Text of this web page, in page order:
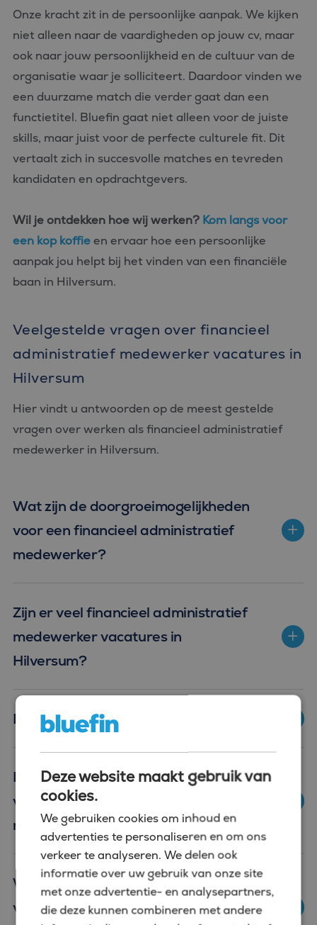
Onze kracht zit in de persoonlijke aanpak. We kijken
niet alleen naar de vaardigheden op jouw cv, maar
ook naar jouw persoonlijkheid en de cultuur van de
organisatie waar je solliciteert. Daardoor vinden we
een duurzame match die verder gaat dan een
functietitel. Bluefin gaat niet alleen voor de juiste
skills, maar juist voor de perfecte culturele fit. Dit
vertaalt zich in succesvolle matches en tevreden
kandidaten en opdrachtgevers.
Wil je ontdekken hoe wij werken? Kom langs voor
een kop koffieen ervaar hoe een persoonlijke
aanpak jou helpt bij het vinden van een financiële
baan in Hilversum.
Veelgestelde vragen over financieel
administratief medewerker vacatures in
Hilversum
Hier vindt u antwoorden op de meest gestelde
vragen over werken als financieel administratief
medewerker in Hilversum.
Wat zijn de doorgroeimogelijkheden
voor een financieel administratief
medewerker?
Zijn er veel financieel administratief
medewerker vacatures in
Hilversum?
Hoe kan ik solliciteren via Bluefin?
Hoe ziet een gemiddelde werkdag
van een financieel administratief
medewerker eruit?
Welke vaardigheden zijn belangrijk
voor een financieel administratief
Deze website maakt gebruik van
cookies.
We gebruiken cookies om inhoud en
advertenties te personaliseren en om ons
verkeer te analyseren. We delen ook
informatie over uw gebruik van onze site
met onze advertentie- en analysepartners,
die deze kunnen combineren met andere